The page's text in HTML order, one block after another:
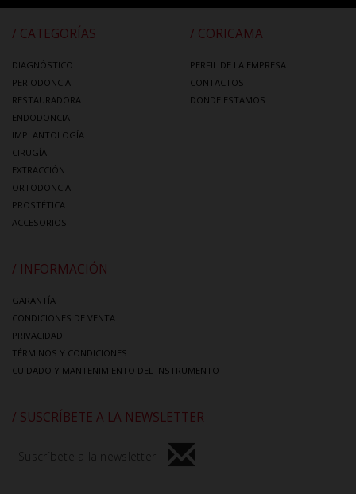
/ CATEGORÍAS
DIAGNÓSTICO
PERIODONCIA
RESTAURADORA
ENDODONCIA
IMPLANTOLOGÍA
CIRUGÍA
EXTRACCIÓN
ORTODONCIA
PROSTÉTICA
ACCESORIOS
/ CORICAMA
PERFIL DE LA EMPRESA
CONTACTOS
DONDE ESTAMOS
/ INFORMACIÓN
GARANTÍA
CONDICIONES DE VENTA
PRIVACIDAD
TÉRMINOS Y CONDICIONES
CUIDADO Y MANTENIMIENTO DEL INSTRUMENTO
/ SUSCRÍBETE A LA NEWSLETTER
Suscríbete a la newsletter